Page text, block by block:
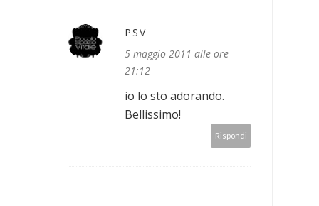
PSV
5 maggio 2011 alle ore
21:12
io lo sto adorando.
Bellissimo!
Rispondi